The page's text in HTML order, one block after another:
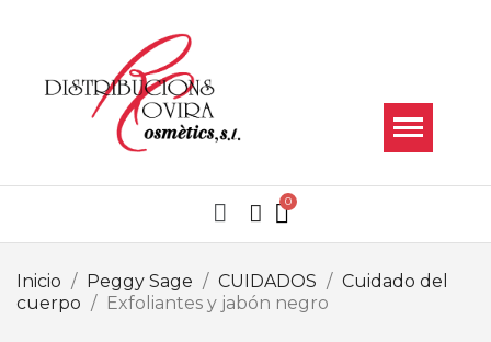
Inicio Peggy Sage CUIDADOS
Cuidado del
cuerpo
Exfoliantes y jabón negro